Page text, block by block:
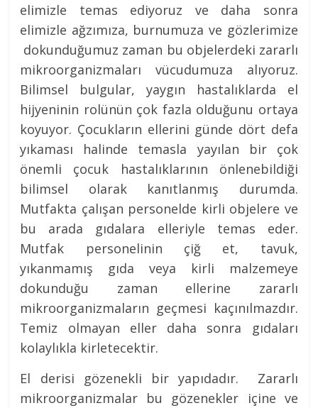
elimizle temas ediyoruz ve daha sonra
elimizle ağzımıza, burnumuza ve gözlerimize
dokunduğumuz zaman bu objelerdeki zararlı
mikroorganizmaları vücudumuza alıyoruz.
Bilimsel bulgular, yaygın hastalıklarda el
hijyeninin rolünün çok fazla olduğunu ortaya
koyuyor. Çocukların ellerini günde dört defa
yıkaması halinde temasla yayılan bir çok
önemli çocuk hastalıklarının önlenebildiği
bilimsel olarak kanıtlanmış durumda.
Mutfakta çalışan personelde kirli objelere ve
bu arada gıdalara elleriyle temas eder.
Mutfak personelinin çiğ et, tavuk,
yıkanmamış gıda veya kirli malzemeye
dokunduğu zaman ellerine zararlı
mikroorganizmaların geçmesi kaçınılmazdır.
Temiz olmayan eller daha sonra gıdaları
kolaylıkla kirletecektir.
El derisi gözenekli bir yapıdadır. Zararlı
mikroorganizmalar bu gözenekler içine ve